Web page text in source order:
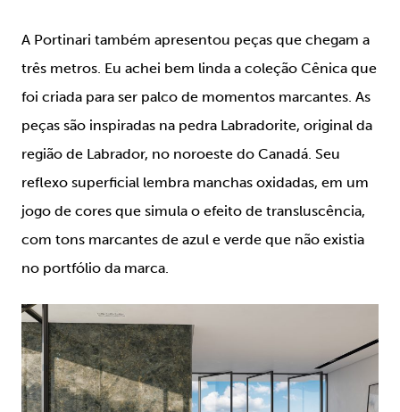
A Portinari também apresentou peças que chegam a
três metros. Eu achei bem linda a coleção Cênica que
foi criada para ser palco de momentos marcantes. As
peças são inspiradas na pedra Labradorite, original da
região de Labrador, no noroeste do Canadá. Seu
reflexo superficial lembra manchas oxidadas, em um
jogo de cores que simula o efeito de transluscência,
com tons marcantes de azul e verde que não existia
no portfólio da marca.